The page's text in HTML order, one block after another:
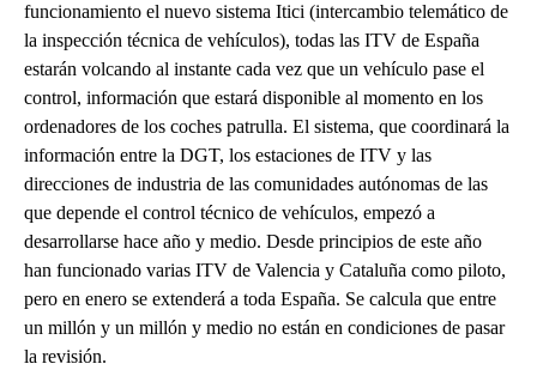
funcionamiento el nuevo sistema Itici (intercambio telemático de
la inspección técnica de vehículos), todas las ITV de España
estarán volcando al instante cada vez que un vehículo pase el
control, información que estará disponible al momento en los
ordenadores de los coches patrulla. El sistema, que coordinará la
información entre la DGT, los estaciones de ITV y las
direcciones de industria de las comunidades autónomas de las
que depende el control técnico de vehículos, empezó a
desarrollarse hace año y medio. Desde principios de este año
han funcionado varias ITV de Valencia y Cataluña como piloto,
pero en enero se extenderá a toda España. Se calcula que entre
un millón y un millón y medio no están en condiciones de pasar
la revisión.